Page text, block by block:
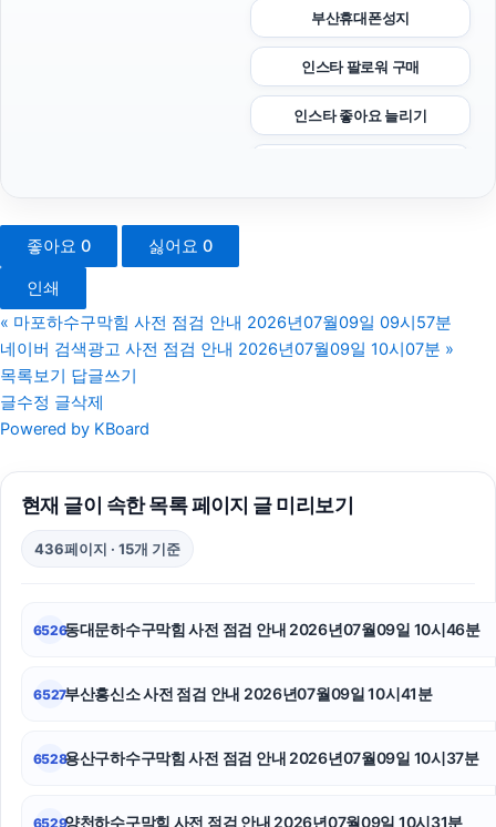
부산휴대폰성지
인스타 팔로워 구매
인스타 좋아요 늘리기
서초하수구막힘
의정부법무법인
안산피부과
아파트대출
구미이혼전문변호사
좋아요 0 싫어요 0
인쇄
« 마포하수구막힘 사전 점검 안내 2026년07월09일 09시57분
네이버 검색광고 사전 점검 안내 2026년07월09일 10시07분 »
목록보기
답글쓰기
글수정 글삭제
Powered by KBoard
현재 글이 속한 목록 페이지 글 미리보기
436페이지 · 15개 기준
6526동대문하수구막힘 사전 점검 안내 2026년07월09일 10시46분
6527부산흥신소 사전 점검 안내 2026년07월09일 10시41분
6528용산구하수구막힘 사전 점검 안내 2026년07월09일 10시37분
6529양천하수구막힘 사전 점검 안내 2026년07월09일 10시31분